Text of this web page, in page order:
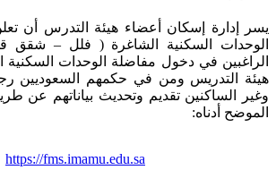
يسر إدارة إسكان أعضاء هيئة التدرس أن
الوحدات السكنية الشاغرة ( فلل – شقق
الراغبين في دخول مفاضلة الوحدات السكنية
هيئة التدريس ومن في حكمهم السعوديين
وغير الساكنين تقديم وتحديث بياناتهم عن
الموضح أدناه:
https://fms.imamu.edu.sa